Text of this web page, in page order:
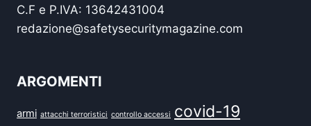
C.F e P.IVA: 13642431004
redazione@safetysecuritymagazine.com
ARGOMENTI
armi attacchi terroristici controllo accessi covid-19